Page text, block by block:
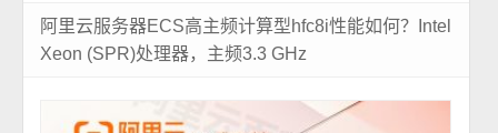
阿里云服务器ECS高主频计算型hfc8i性能如何？Intel
Xeon (SPR)处理器，主频3.3 GHz